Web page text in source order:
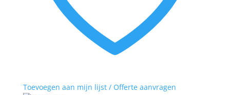
Toevoegen aan mijn lijst / Offerte aanvragen